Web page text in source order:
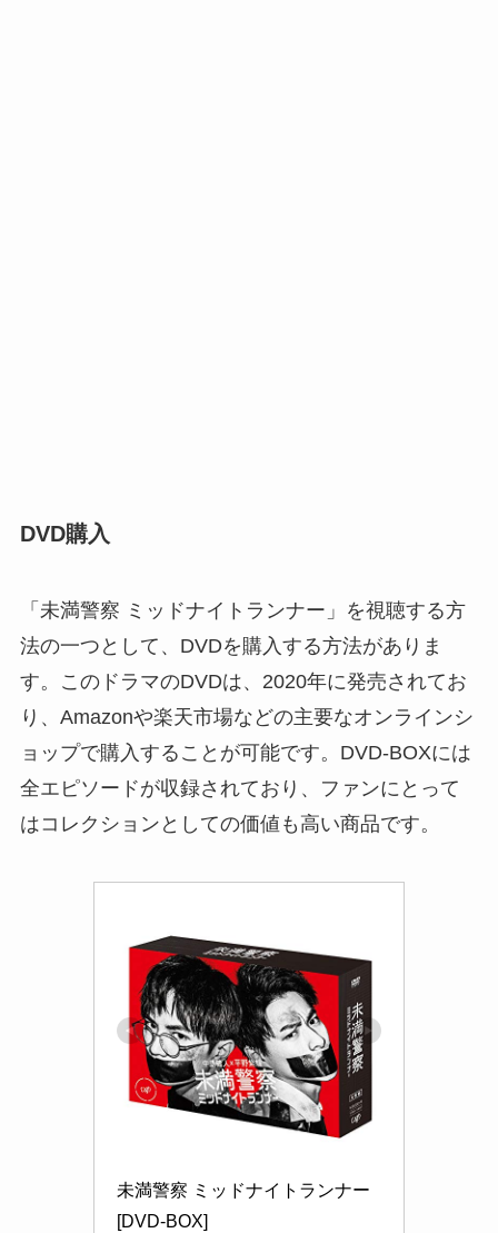
DVD購入
「未満警察 ミッドナイトランナー」を視聴する方
法の一つとして、DVDを購入する方法がありま
す。このドラマのDVDは、2020年に発売されてお
り、Amazonや楽天市場などの主要なオンラインシ
ョップで購入することが可能です。DVD-BOXには
全エピソードが収録されており、ファンにとって
はコレクションとしての価値も高い商品です。
未満警察 ミッドナイトランナー
[DVD-BOX]